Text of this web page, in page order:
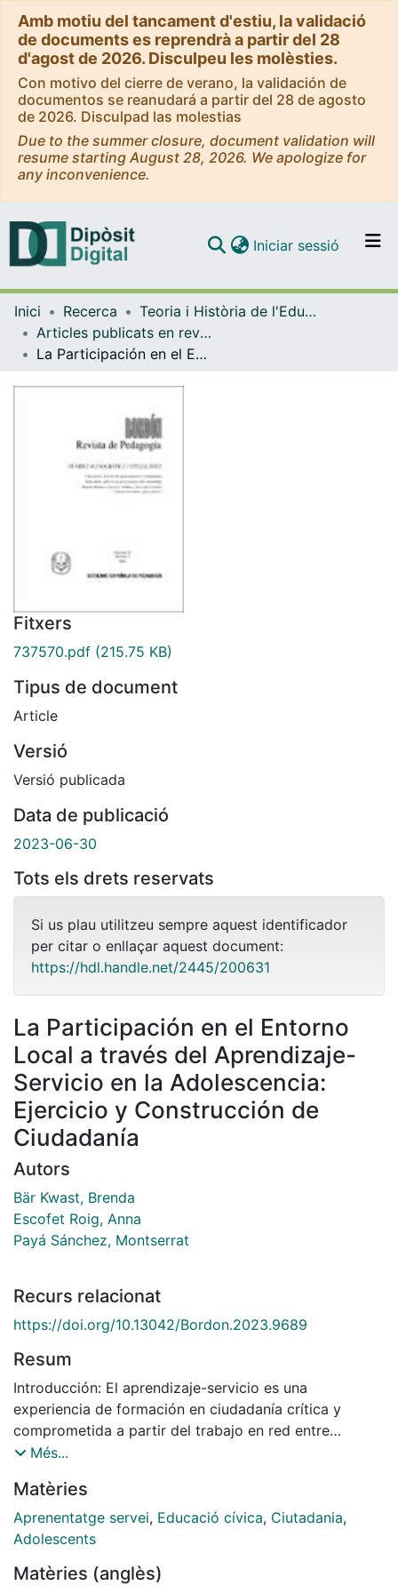
Amb motiu del tancament d'estiu, la validació
de documents es reprendrà a partir del 28
d'agost de 2026. Disculpeu les molèsties.
Con motivo del cierre de verano, la validación de
documentos se reanudará a partir del 28 de agosto
de 2026. Disculpad las molestias
Due to the summer closure, document validation will
resume starting August 28, 2026. We apologize for
any inconvenience.
Navega per tot el DD
Com publicar
Iniciar sessió (current)
Inici Recerca
Teoria i Història de l'Educació
Articles publicats en revistes (Teoria i Història de l'Educació)
La Participación en el Entorno Local a través del Aprendizaje-Servicio en la Adolescencia: Ejercicio y Construcción de Ciudadanía
Fitxers
737570.pdf (215.75 KB)
Tipus de document
Article
Versió
Versió publicada
Data de publicació
2023-06-30
Tots els drets reservats
Si us plau utilitzeu sempre aquest identificador
per citar o enllaçar aquest document:
https://hdl.handle.net/2445/200631
La Participación en el Entorno
Local a través del Aprendizaje-
Servicio en la Adolescencia:
Ejercicio y Construcción de
Ciudadanía
Autors
Bär Kwast, Brenda
Escofet Roig, Anna
Payá Sánchez, Montserrat
Recurs relacionat
https://doi.org/10.13042/Bordon.2023.9689
Resum
Introducción: El aprendizaje-servicio es una
experiencia de formación en ciudadanía crítica y
comprometida a partir del trabajo en red entre
distintos agentes educativos y sociales. Posibilita vivir
de participación, pertenencia a la comunidad y
movilización por la defensa de los derechos
ciudadanos. Método: Se presenta una investigación
despliegan en proyectos de aprendizaje-servicio
Més...
Matèries
Aprenentatge servei, Educació cívica, Ciutadania,
Adolescents
Matèries (anglès)